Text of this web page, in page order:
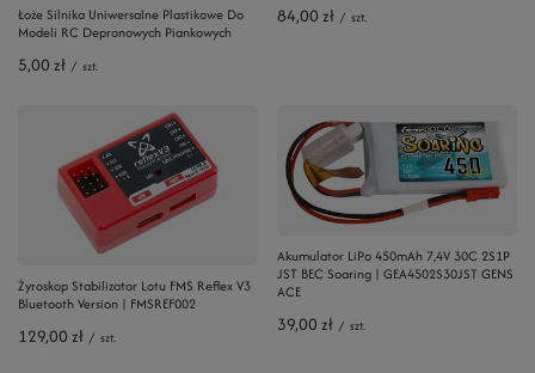
Łoże Silnika Uniwersalne Plastikowe Do
Modeli RC Depronowych Piankowych
5,00 zł / szt.
84,00 zł / szt.
Żyroskop Stabilizator Lotu FMS Reflex V3
Bluetooth Version | FMSREF002
129,00 zł / szt.
Akumulator LiPo 450mAh 7,4V 30C 2S1P
JST BEC Soaring | GEA4502S30JST GENS
ACE
39,00 zł / szt.